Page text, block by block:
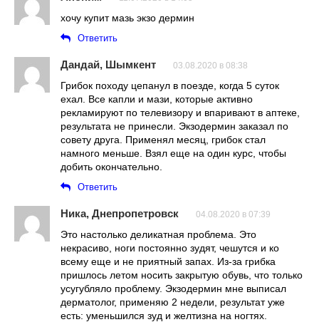
хочу купит мазь экзо дермин
Ответить
Дандай, Шымкент 03.08.2020 в 08:38
Грибок походу цепанул в поезде, когда 5 суток
ехал. Все капли и мази, которые активно
рекламируют по телевизору и впаривают в аптеке,
результата не принесли. Экзодермин заказал по
совету друга. Применял месяц, грибок стал
намного меньше. Взял еще на один курс, чтобы
добить окончательно.
Ответить
Ника, Днепропетровск 04.08.2020 в 07:39
Это настолько деликатная проблема. Это
некрасиво, ноги постоянно зудят, чешутся и ко
всему еще и не приятный запах. Из-за грибка
пришлось летом носить закрытую обувь, что только
усугубляло проблему. Экзодермин мне выписал
дерматолог, применяю 2 недели, результат уже
есть: уменьшился зуд и желтизна на ногтях.